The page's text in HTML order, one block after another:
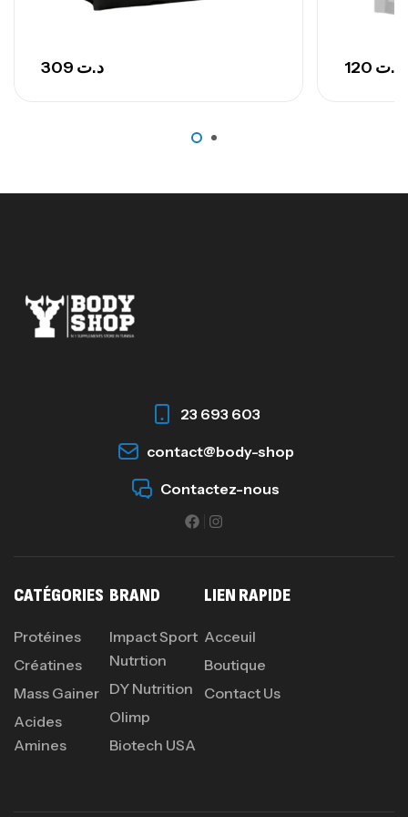
د.ت د.ت
23 693 603
contact@body-shop
Contactez-nous
CATÉGORIES
Protéines
Créatines
Mass Gainer
Acides
Amines
BRAND
Impact Sport
Nutrtion
DY Nutrition
Olimp
Biotech USA
LIEN RAPIDE
Acceuil
Boutique
Contact Us